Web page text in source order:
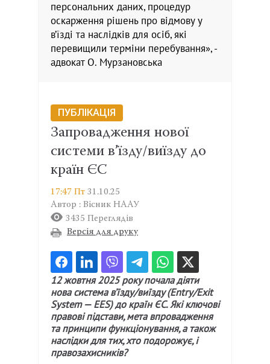
персональних даних, процедур
оскарження рішень про відмову у
в’їзді та наслідків для осіб, які
перевищили терміни перебування», -
адвокат О. Мурзановська
ПУБЛІКАЦІЯ
Запровадження нової
системи в’їзду/виїзду до
країн ЄС
17:47 Пт 31.10.25
Автор : Вісник НААУ
3435 Переглядів
Версія для друку
12 жовтня 2025 року почала діяти
нова система в’їзду/виїзду (Entry/Exit
System — EES) до країн ЄС. Які ключові
правові підстави, мета впровадження
та принципи функціонування, а також
наслідки для тих, хто подорожує, і
правозахисників?